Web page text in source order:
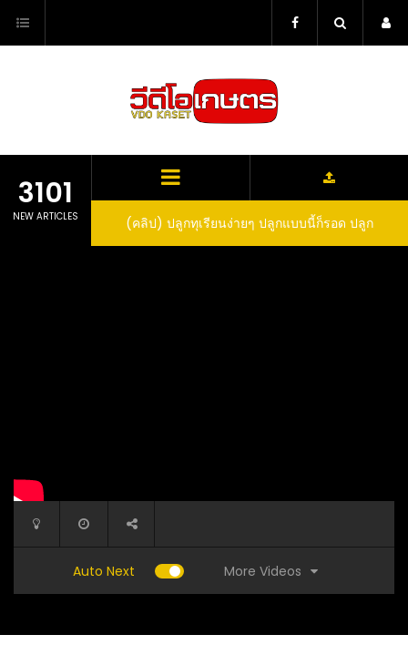
content
3101
NEW ARTICLES
ตรกำจัดเพลี้ย มด
(คลิป) ปลูกทุเรียนง่ายๆ ปลูกแบบนี้ก็รอด ปลูก
ทุเรียนต้นคู่ แบบเสียบยอดและเมล็ด
Auto Next More Videos